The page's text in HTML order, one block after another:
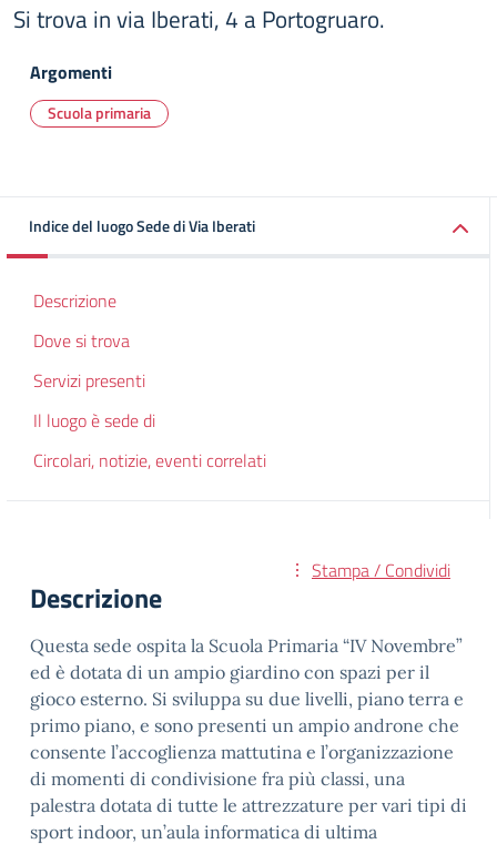
Si trova in via Iberati, 4 a Portogruaro.
Argomenti
Scuola primaria
Indice del luogo Sede di Via Iberati
Descrizione
Dove si trova
Servizi presenti
Il luogo è sede di
Circolari, notizie, eventi correlati
Stampa / Condividi
Descrizione
Questa sede ospita la Scuola Primaria “IV Novembre”
ed è dotata di un ampio giardino con spazi per il
gioco esterno. Si sviluppa su due livelli, piano terra e
primo piano, e sono presenti un ampio androne che
consente l’accoglienza mattutina e l’organizzazione
di momenti di condivisione fra più classi, una
palestra dotata di tutte le attrezzature per vari tipi di
sport indoor, un’aula informatica di ultima